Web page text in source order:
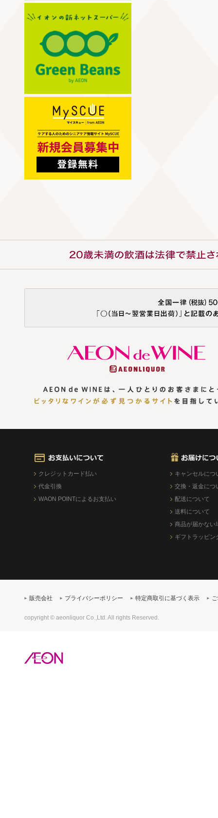
クレジットカード払い
代金引換
WAON POINTによるお支払い
キャンセルにつ
交換・返金につ
配送について
送料について
商品が届かない
ギフトラッピン
販売会社 プライバシーポリシー 特定商取引に基づく表示
copyright © aeonliquor Co.,Ltd. All rights Reserved.